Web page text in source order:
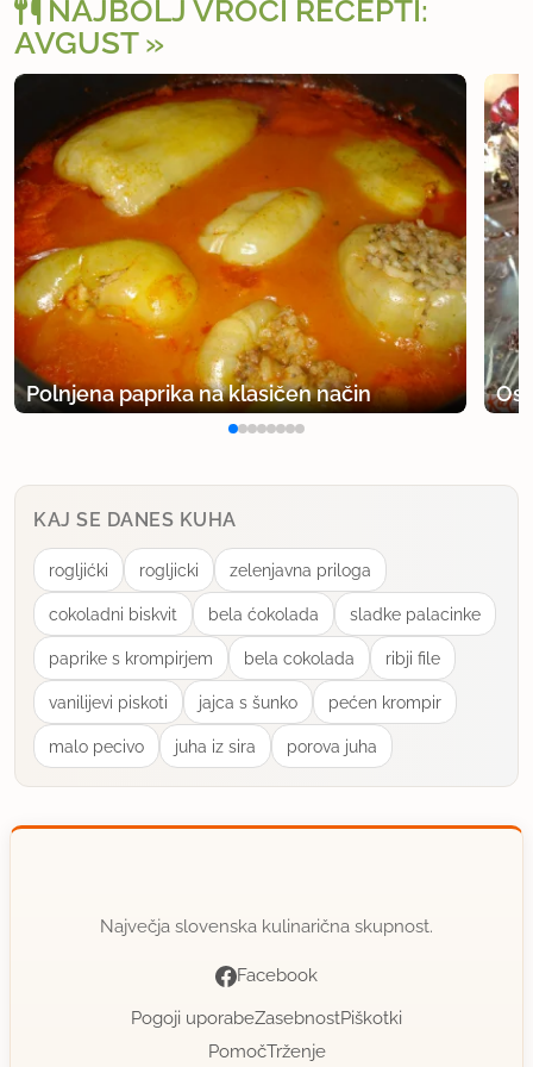
NAJBOLJ VROČI RECEPTI:
AVGUST
Polnjena paprika na klasičen način
KAJ SE DANES KUHA
rogljićki rogljicki zelenjavna priloga
cokoladni biskvit bela ćokolada sladke palacinke
paprike s krompirjem bela cokolada ribji file
vanilijevi piskoti jajca s šunko pećen krompir
malo pecivo juha iz sira porova juha
Največja slovenska kulinarična skupnost.
Facebook
Pogoji uporabeZasebnostPiškotki
PomočTrženje